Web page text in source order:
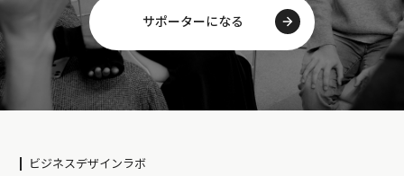
サポーターになる
ビジネスデザインラボ